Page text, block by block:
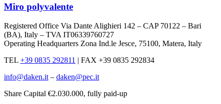
Miro polyvalente
Registered Office Via Dante Alighieri 142 – CAP 70122 – Bari
(BA), Italy – TVA IT06339760727
Operating Headquarters Zona Ind.le Jesce, 75100, Matera, Italy
TEL +39 0835 292811 | FAX +39 0835 292834
info@daken.it – daken@pec.it
Share Capital €2.030.000, fully paid-up